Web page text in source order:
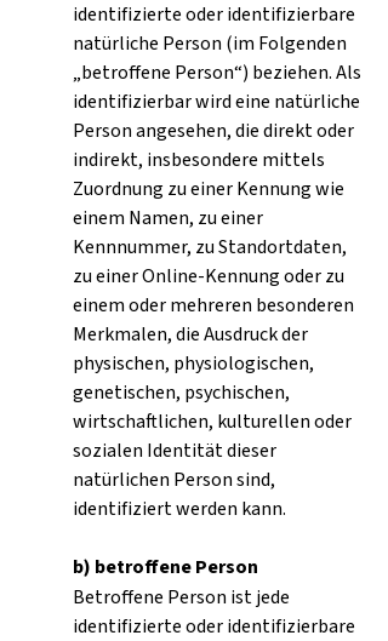
identifizierte oder identifizierbare
natürliche Person (im Folgenden
„betroffene Person“) beziehen. Als
identifizierbar wird eine natürliche
Person angesehen, die direkt oder
indirekt, insbesondere mittels
Zuordnung zu einer Kennung wie
einem Namen, zu einer
Kennnummer, zu Standortdaten,
zu einer Online-Kennung oder zu
einem oder mehreren besonderen
Merkmalen, die Ausdruck der
physischen, physiologischen,
genetischen, psychischen,
wirtschaftlichen, kulturellen oder
sozialen Identität dieser
natürlichen Person sind,
identifiziert werden kann.
b) betroffene Person
Betroffene Person ist jede
identifizierte oder identifizierbare